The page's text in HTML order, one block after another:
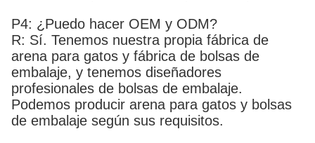
P4: ¿Puedo hacer OEM y ODM?
R: Sí. Tenemos nuestra propia fábrica de
arena para gatos y fábrica de bolsas de
embalaje, y tenemos diseñadores
profesionales de bolsas de embalaje.
Podemos producir arena para gatos y bolsas
de embalaje según sus requisitos.